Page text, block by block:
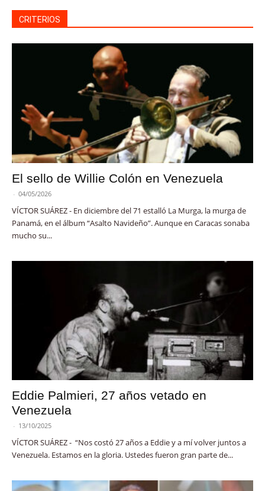
CRITERIOS
El sello de Willie Colón en Venezuela
- 04/05/2026
VÍCTOR SUÁREZ - En diciembre del 71 estalló La Murga, la murga de
Panamá, en el álbum “Asalto Navideño”. Aunque en Caracas sonaba
mucho su...
Eddie Palmieri, 27 años vetado en
Venezuela
- 13/10/2025
VÍCTOR SUÁREZ - “Nos costó 27 años a Eddie y a mí volver juntos a
Venezuela. Estamos en la gloria. Ustedes fueron gran parte de...